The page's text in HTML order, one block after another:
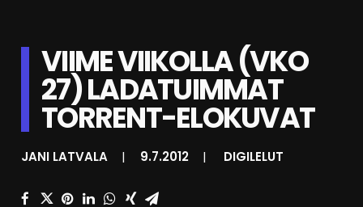
KESKUSTELU
SHOP
VIIME VIIKOLLA (VKO
27) LADATUIMMAT
TORRENT-ELOKUVAT
JANI LATVALA | 9.7.2012 | DIGILELUT